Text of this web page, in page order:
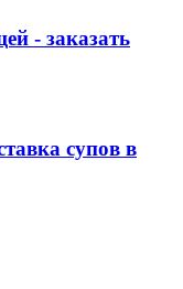
- заказать
супов в